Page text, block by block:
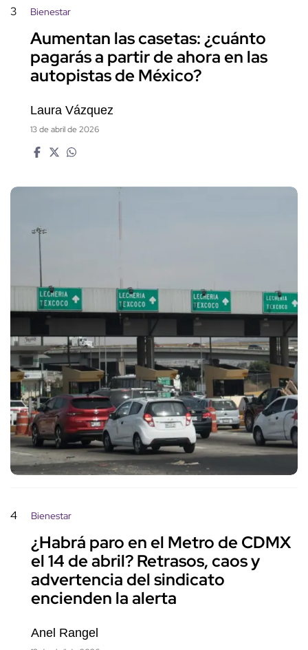
3 Bienestar
Aumentan las casetas: ¿cuánto
pagarás a partir de ahora en las
autopistas de México?
Laura Vázquez
13 de abril de 2026
4 Bienestar
¿Habrá paro en el Metro de CDMX
el 14 de abril? Retrasos, caos y
advertencia del sindicato
encienden la alerta
Anel Rangel